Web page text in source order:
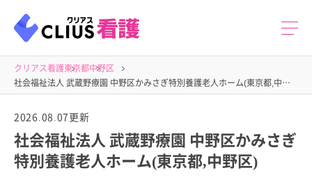
クリアス看護東京都中野区
社会福祉法人 武蔵野療園 中野区かみさぎ特別養護老人ホーム(東京都,中野区) の求人
2026.08.07更新
社会福祉法人 武蔵野療園 中野区かみさぎ
特別養護老人ホーム(東京都,中野区)